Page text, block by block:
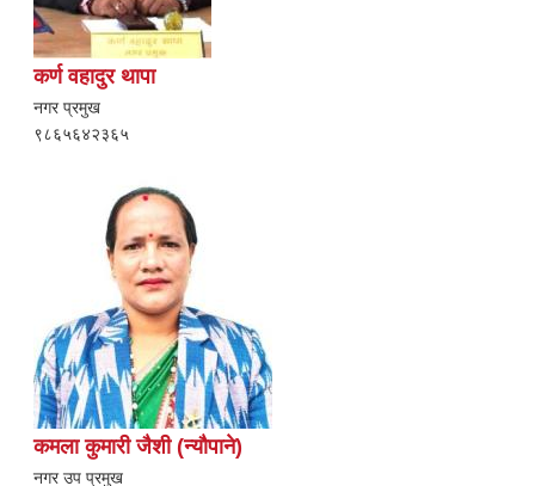
कर्ण वहादुर थापा
नगर प्रमुख
९८६५६४२३६५
कमला कुमारी जैशी (न्यौपाने)
नगर उप प्रमुख